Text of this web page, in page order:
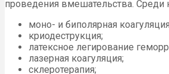
проведения вмешательства. Среди
моно- и биполярная
криодеструкция;
латексное легирование
лазерная коагуляция;
склеротерапия;